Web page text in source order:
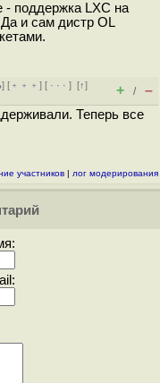
поддержка LXC на
и сам дистр OL
] [ ﹢﹢﹢] [ · · ·][↑]
+ / –
Теперь все
участников | лог модерирования